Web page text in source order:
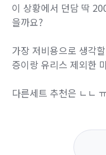
이 상황에서 던담 딱
을까요?
가장 저비용으로 생각
증이랑 유리스 제외한
다른세트 추천은 ㄴㄴ